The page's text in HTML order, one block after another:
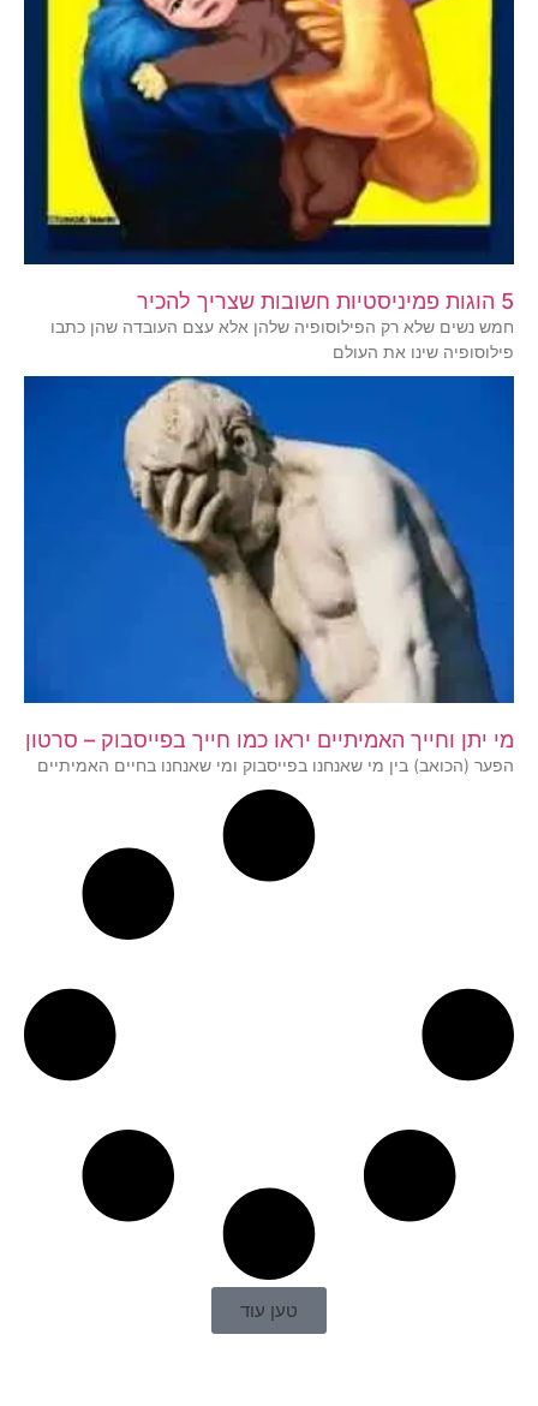
5 הוגות פמיניסטיות חשובות שצריך להכיר
חמש נשים שלא רק הפילוסופיה שלהן אלא עצם העובדה שהן כתבו
פילוסופיה שינו את העולם
מי יתן וחייך האמיתיים יראו כמו חייך בפייסבוק – סרטון
הפער (הכואב) בין מי שאנחנו בפייסבוק ומי שאנחנו בחיים האמיתיים
טען עוד